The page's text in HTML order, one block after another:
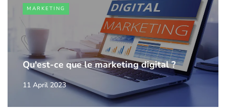
MARKETING
Qu'est-ce que le marketing digital ?
11 April 2023